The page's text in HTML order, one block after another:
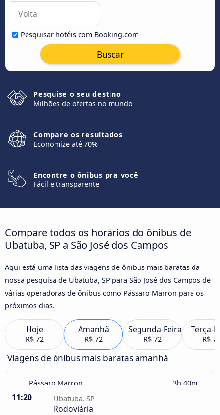
Pesquisar hotéis com Booking.com
Buscar
Pesquise o seu destino
Milhões de ofertas no mundo
Compare os resultados
Economize até 70%
Encontre o ônibus pra você
Fácil e transparente
Compare todos os horários do ônibus de
Ubatuba, SP a São José dos Campos
Aqui está uma lista das viagens de ônibus mais baratas da
nossa pesquisa de Ubatuba, SP para São José dos Campos de
várias operadoras de ônibus como Pássaro Marron para os
próximos dias.
Hoje
R$ 72
Amanhã
R$ 72
Segunda-Feira
R$ 72
Terça-
R$ 72
Viagens de ônibus mais baratas amanhã
Pássaro Marron 3h 40m
11:20 Ubatuba, SP
Rodoviária